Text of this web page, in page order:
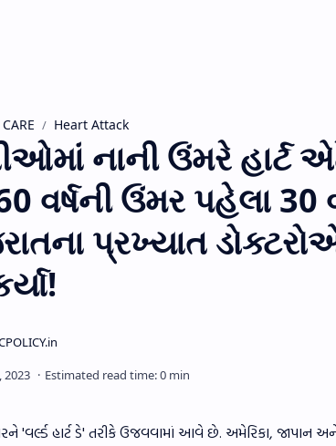
Heart Attack
નાની ઉંમરે હાર્ટ
વર્ષની ઉંમર પહેલા 30
પ્રખ્યાત ડોક્ટરોએ
'વર્લ્ડ હાર્ટ ડે' તરીકે ઉજવવામાં આવે છે. અમેરિકા, જાપાન અને